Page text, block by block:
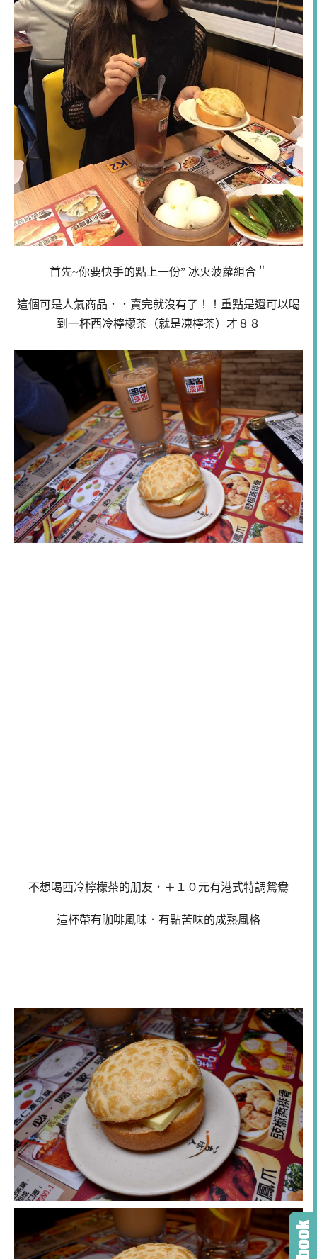
首先~你要快手的點上一份” 冰火菠蘿組合＂
這個可是人氣商品．．賣完就沒有了！！重點是還可以喝
到一杯西冷檸檬茶（就是凍檸茶）才８８
不想喝西冷檸檬茶的朋友．＋１０元有港式特調鴛鴦
這杯帶有咖啡風味．有點苦味的成熟風格